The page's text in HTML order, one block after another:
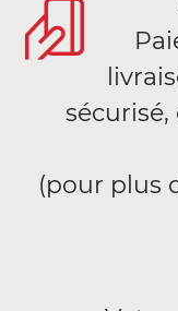
(pour plus